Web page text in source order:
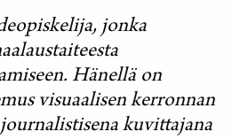
jonka
Hänellä on
visuaalisen kerronnan
kuvittajana